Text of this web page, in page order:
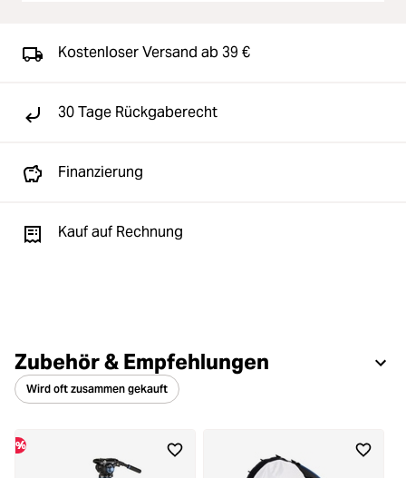
Kostenloser Versand ab 39 €
30 Tage Rückgaberecht
Finanzierung
Kauf auf Rechnung
Zubehör & Empfehlungen
Wird oft zusammen gekauft
%